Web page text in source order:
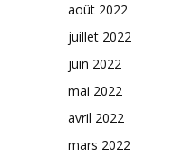
août 2022
juillet 2022
juin 2022
mai 2022
avril 2022
mars 2022